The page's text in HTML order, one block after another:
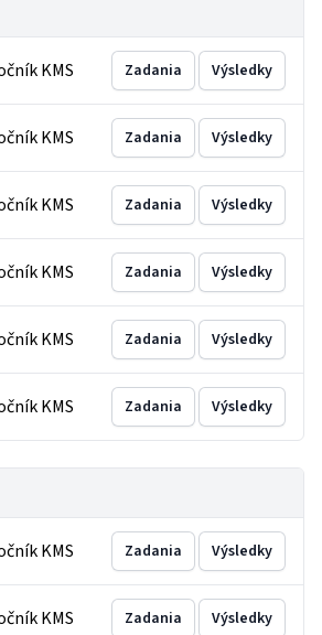
KMS Zadania Výsledky
KMS Zadania Výsledky
KMS Zadania Výsledky
KMS Zadania Výsledky
KMS Zadania Výsledky
KMS Zadania Výsledky
KMS Zadania Výsledky
KMS Zadania Výsledky